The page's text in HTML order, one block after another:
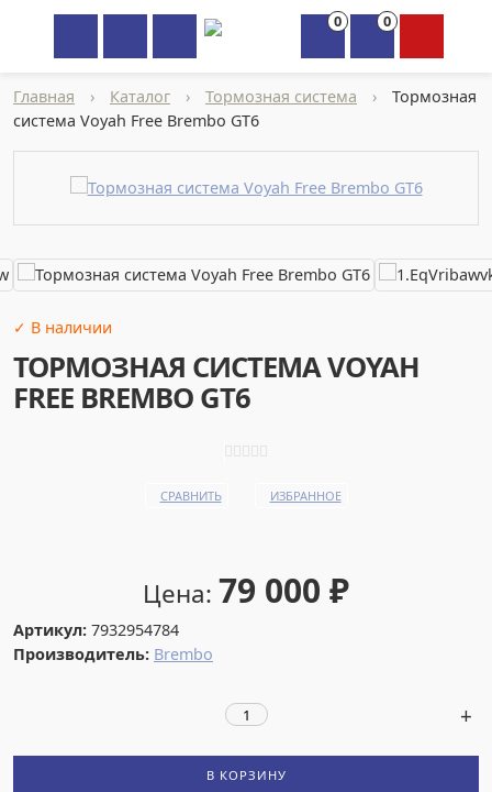
0 0
×
Главная › Каталог › Тормозная система ›
Тормозная
система Voyah Free Brembo GT6
✓ В наличии
ТОРМОЗНАЯ СИСТЕМА VOYAH
FREE BREMBO GT6
СРАВНИТЬ ИЗБРАННОЕ
Цена: 79 000 ₽
Артикул: 7932954784
Производитель: Brembo
В КОРЗИНУ